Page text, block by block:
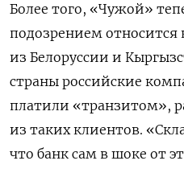
Более того, «Чужой»
подозрением относится
из Белоруссии и
страны российские
платили «транзитом»,
из таких клиентов.
что банк сам в шоке от